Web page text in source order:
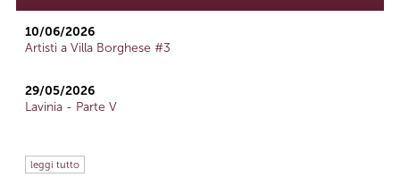
10/06/2026
Artisti a Villa Borghese #3
29/05/2026
Lavinia - Parte V
leggi tutto